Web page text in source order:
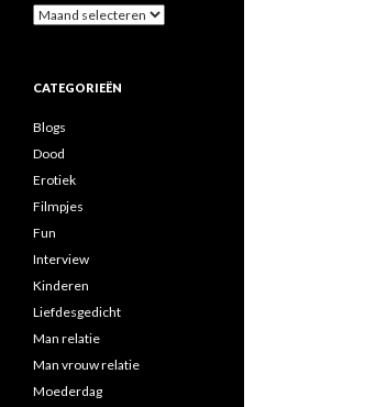
A
i
f
CATEGORIEËN
Blogs
Dood
Erotiek
Filmpjes
Fun
Interview
Kinderen
Liefdesgedicht
Man relatie
Man vrouw relatie
Moederdag